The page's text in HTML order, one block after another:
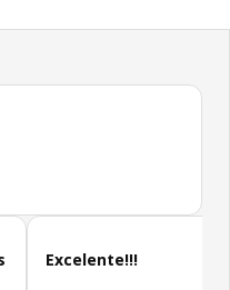
Revisiones totales: 74
Excelente!!!